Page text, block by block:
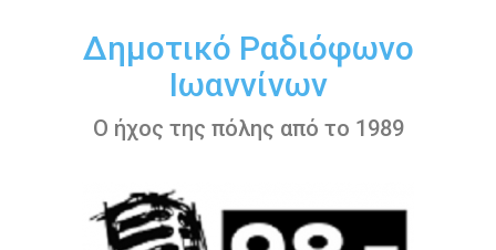
περιεχόμενοΔημοτικό Ραδιόφωνο
Ιωαννίνων
Ο ήχος της πόλης από το 1989